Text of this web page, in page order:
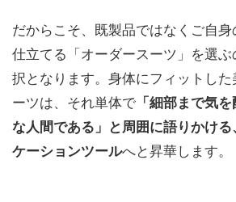
だからこそ、既製品ではなくご自
仕立てる「オーダースーツ」を選
択となります。身体にフィットし
ーツは、それ単体で 「細部まで気
な人間である」と周囲に語りかけ
ケーションツールへと昇華します。